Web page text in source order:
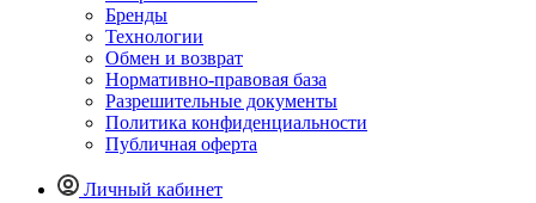
Бренды
Технологии
Обмен и возврат
Нормативно-правовая база
Разрешительные документы
Политика конфиденциальности
Публичная оферта
Личный кабинет